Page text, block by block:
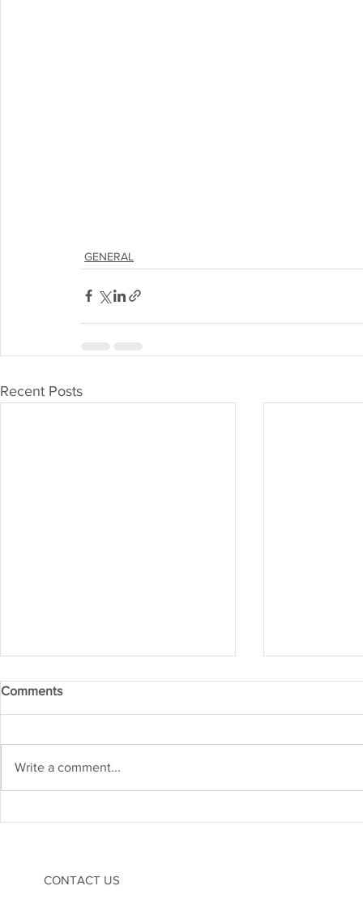
GENERAL
Recent Posts
Comments
Write a comment...
CONTACT US